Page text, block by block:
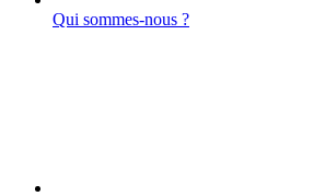
Qui sommes-nous ?